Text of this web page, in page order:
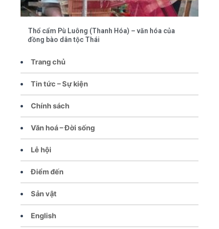
Trang chủ
Tin tức – Sự kiện
Chính sách
Văn hoá – Đời sống
Lễ hội
Điểm đến
Sản vật
English
Thổ cẩm Pù Luông (Thanh Hóa) – văn hóa của
đồng bào dân tộc Thái